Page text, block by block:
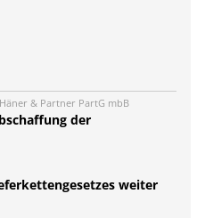
& Partner PartG mbB
der
weiter